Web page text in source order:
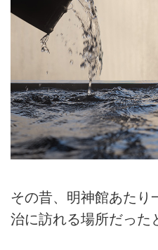
その昔、明神館あたり
治に訪れる場所だった